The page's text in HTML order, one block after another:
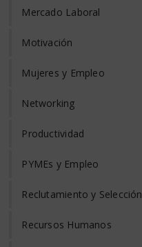
Mercado Laboral
Motivación
Mujeres y Empleo
Networking
Productividad
PYMEs y Empleo
Reclutamiento y Selección
Recursos Humanos